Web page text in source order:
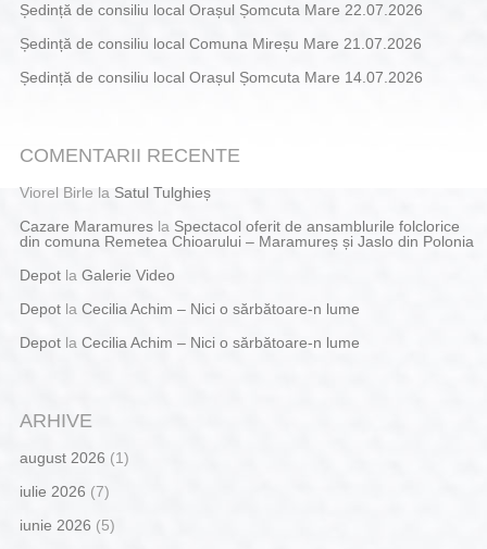
Ședință de consiliu local Orașul Șomcuta Mare 22.07.2026
Ședință de consiliu local Comuna Mireșu Mare 21.07.2026
Ședință de consiliu local Orașul Șomcuta Mare 14.07.2026
COMENTARII RECENTE
Viorel Birle la Satul Tulghieș
Cazare Maramuresla Spectacol oferit de ansamblurile folclorice
din comuna Remetea Chioarului – Maramureș și Jaslo din Polonia
Depotla Galerie Video
Depotla Cecilia Achim – Nici o sărbătoare-n lume
Depotla Cecilia Achim – Nici o sărbătoare-n lume
ARHIVE
august 2026 (1)
iulie 2026 (7)
iunie 2026 (5)